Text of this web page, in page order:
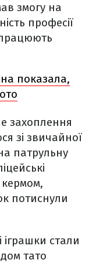
змогу на
професії
показала,
захоплення
зі звичайної
патрульну
потиснули
іграшки стали
тато